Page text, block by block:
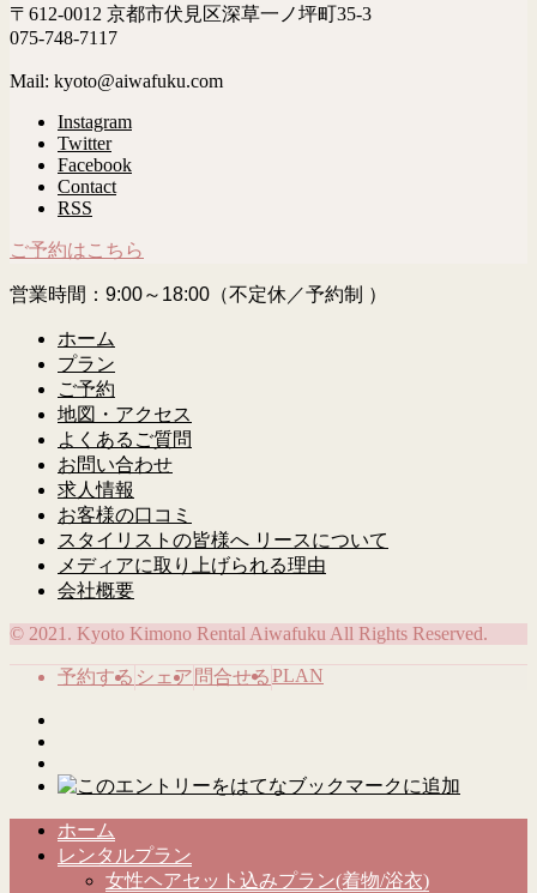
〒612-0012 京都市伏見区深草一ノ坪町35-3
075-748-7117
Mail: kyoto@aiwafuku.com
Instagram
Twitter
Facebook
Contact
RSS
ご予約はこちら
営業時間：9:00～18:00（不定休／予約制 ）
ホーム
プラン
ご予約
地図・アクセス
よくあるご質問
お問い合わせ
求人情報
お客様の口コミ
スタイリストの皆様へ リースについて
メディアに取り上げられる理由
会社概要
© 2021. Kyoto Kimono Rental Aiwafuku All Rights Reserved.
予約する シェア 問合せるPLAN
ホーム
レンタルプラン
女性ヘアセット込みプラン(着物/浴衣)